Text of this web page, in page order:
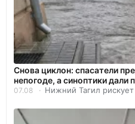
Снова циклон: спасатели
непогоде, а синоптики дали
07.08 Нижний Тагил рискует